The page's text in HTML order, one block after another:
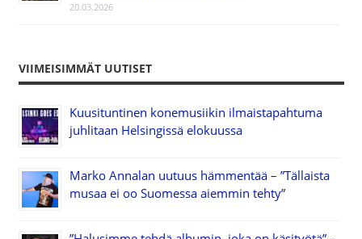
20.03.2026
VIIMEISIMMÄT UUTISET
Kuusituntinen konemusiikin ilmaistapahtuma
juhlitaan Helsingissä elokuussa
Marko Annalan uutuus hämmentää – ”Tällaista
musaa ei oo Suomessa aiemmin tehty”